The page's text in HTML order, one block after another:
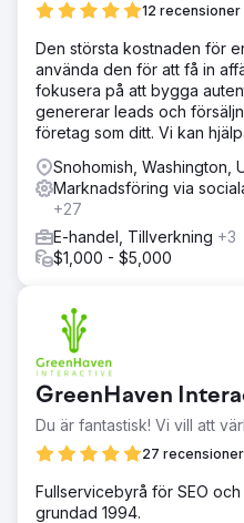
12 recensioner
Den största kostnaden för
använda den för att få in
fokusera på att bygga
genererar leads och
företag som ditt. Vi kan
Snohomish, Washington,
Marknadsföring via
+27
E-handel, Tillverkning +3
$1,000 - $5,000
GreenHaven
Du är fantastisk! Vi vill att
27 recensioner
Fullservicebyrå för SEO
grundad 1994.